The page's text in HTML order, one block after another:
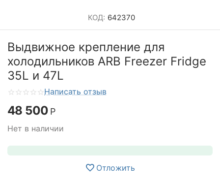
КОД: 642370
Выдвижное крепление для
холодильников ARB Freezer Fridge
35L и 47L
Написать отзыв
48 500 Р
Нет в наличии
Отложить